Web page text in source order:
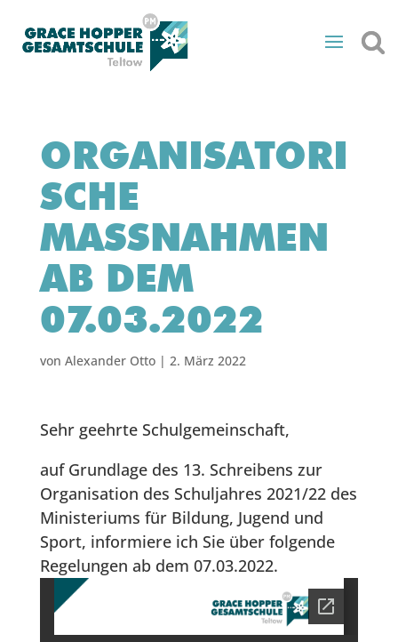
ORGANISATORI
SCHE
MASSNAHMEN A
B DEM 0
7.03.2022
von Alexander Otto| 2. März 2022
Sehr geehrte Schulgemeinschaft,
auf Grundlage des 13. Schreibens zur
Organisation des Schuljahres 2021/22 des
Ministeriums für Bildung, Jugend und
Sport, informiere ich Sie über folgende
Regelungen ab dem 07.03.2022.